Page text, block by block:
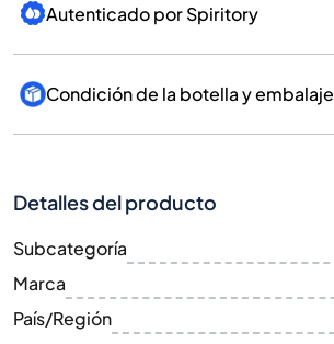
Autenticado por Spiritory
Condición de la botella y embalaje
Detalles del producto
Subcategoría
Marca
País/Región